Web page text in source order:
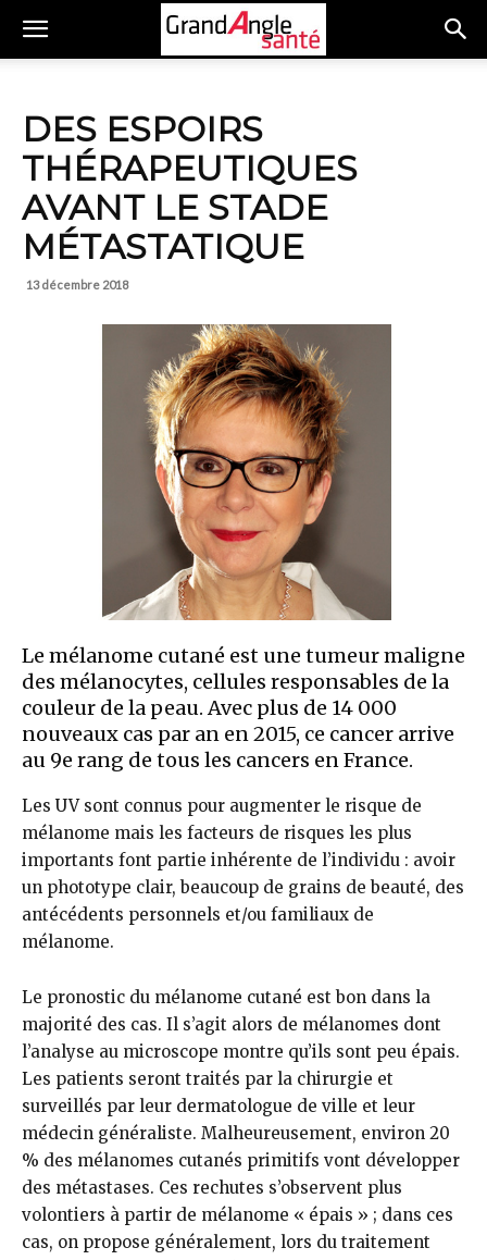
DES ESPOIRS
THÉRAPEUTIQUES
AVANT LE STADE
MÉTASTATIQUE
13 décembre 2018
Le mélanome cutané est une tumeur maligne
des mélanocytes, cellules responsables de la
couleur de la peau. Avec plus de 14 000
nouveaux cas par an en 2015, ce cancer arrive
au 9e rang de tous les cancers en France.
Les UV sont connus pour augmenter le risque de
mélanome mais les facteurs de risques les plus
importants font partie inhérente de l’individu : avoir
un phototype clair, beaucoup de grains de beauté, des
antécédents personnels et/ou familiaux de
mélanome.
Le pronostic du mélanome cutané est bon dans la
majorité des cas. Il s’agit alors de mélanomes dont
l’ana­lyse au microscope montre qu’ils sont peu épais.
Les patients seront traités par la chirurgie et
surveillés par leur dermatologue de ville et leur
méde­cin généraliste. Malheureusement, environ 20
% des mélanomes cuta­nés primitifs vont développer
des métastases. Ces rechutes s’observent plus
volontiers à partir de mélanome « épais » ; dans ces
cas, on propose généralement, lors du traitement